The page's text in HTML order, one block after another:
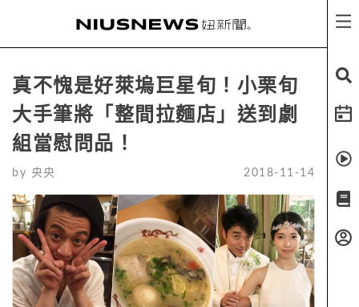
真不愧是好萊塢巨星旬！小栗旬
大手筆將「整間拉麵店」送到劇
組當慰問品！
by 央央 2018-11-14